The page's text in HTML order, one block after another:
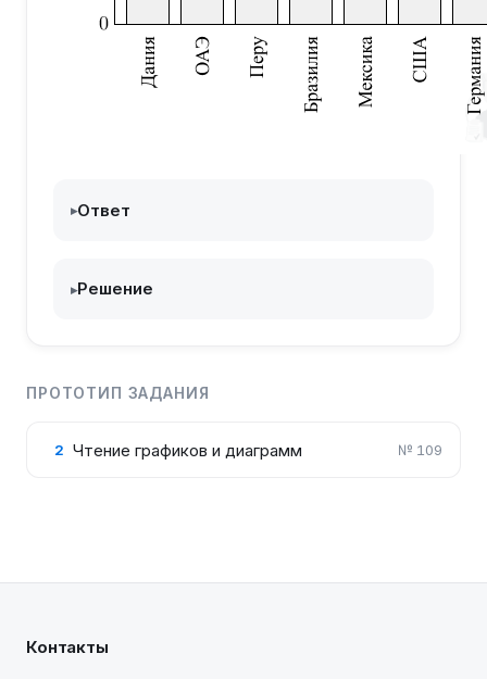
▸Ответ
▸Решение
ПРОТОТИП ЗАДАНИЯ
2 Чтение графиков и диаграмм № 109
Контакты